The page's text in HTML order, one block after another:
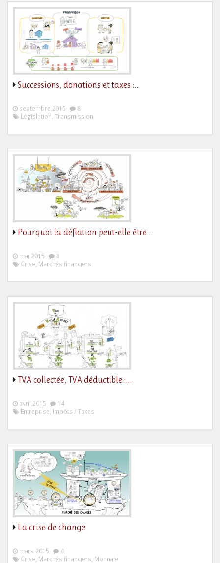
Successions, donations et taxes :…
septembre 2015
8
Législation, Transmission
Pourquoi la déflation peut-elle être…
mai 2015
3
Crise, Marchés financiers
TVA collectée, TVA déductible :…
avril 2015
14
Entreprise, Impôts / Taxes
La crise de change
mars 2015
4
Crise, Marchés financiers, Monnaie